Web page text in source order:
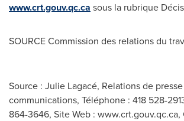
www.crt.gouv.qc.ca sous la rubrique
SOURCE Commission des relations du
Source : Julie Lagacé, Relations de
communications, Téléphone : 418 528-
864-3646, Site Web : www.crt.gouv.qc.ca,